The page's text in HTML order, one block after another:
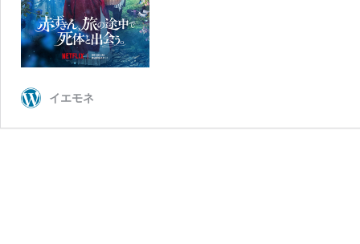
イエモネ